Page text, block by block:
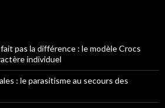
pas la différence : le modèle Crocs
individuel
: le parasitisme au secours des